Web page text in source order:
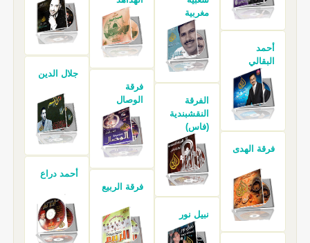
أحمد
البقالي
فرقة الهدى
مغربية
الفرقة
النقشبندية
(فاس)
نبيل نور
فرقة
الوصال
فرقة الربيع
جلال الدين
أحمد دراع